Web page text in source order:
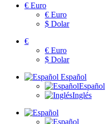
€ Euro
€ Euro
$ Dolar
€
€ Euro
$ Dolar
Español
Español
Inglés